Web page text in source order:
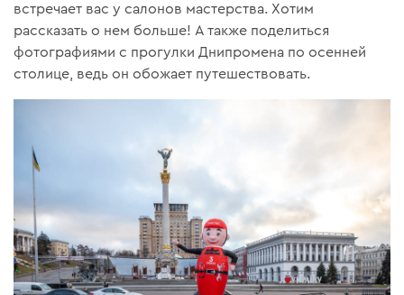
встречает вас у салонов мастерства. Хотим
рассказать о нем больше! А также поделиться
фотографиями с прогулки Днипромена по осенней
столице, ведь он обожает путешествовать.